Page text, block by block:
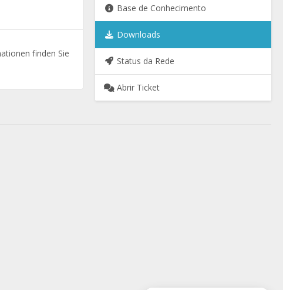
finden Sie
Base de Conhecimento
Downloads
Status da Rede
Abrir Ticket